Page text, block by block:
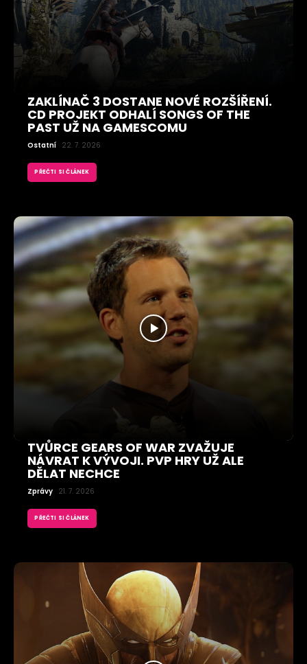
ZAKLÍNAČ 3 DOSTANE NOVÉ ROZŠÍŘENÍ.
CD PROJEKT ODHALÍ SONGS OF THE
PAST UŽ NA GAMESCOMU
Ostatní 22. 7. 2026
PŘEČTI SI ČLÁNEK
TVŮRCE GEARS OF WAR ZVAŽUJE
NÁVRAT K VÝVOJI. PVP HRY UŽ ALE
DĚLAT NECHCE
Zprávy 21. 7. 2026
PŘEČTI SI ČLÁNEK